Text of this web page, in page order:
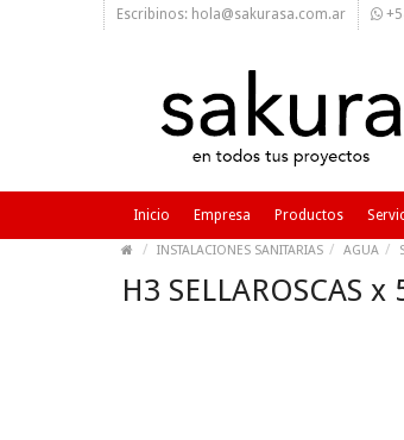
Escribinos: hola@sakurasa.com.ar
Inicio Empresa Productos
INSTALACIONES SANITARIAS AGUA
H3 SELLAROSCAS